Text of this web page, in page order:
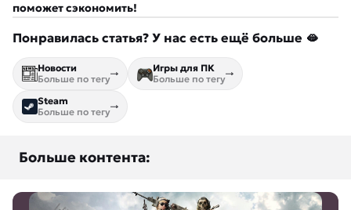
поможет сэкономить!
Понравилась статья? У нас есть ещё больше 🫦
Новости
Больше по тегу
Игры для ПК
Больше по тегу
Steam
Больше по тегу
Больше контента: